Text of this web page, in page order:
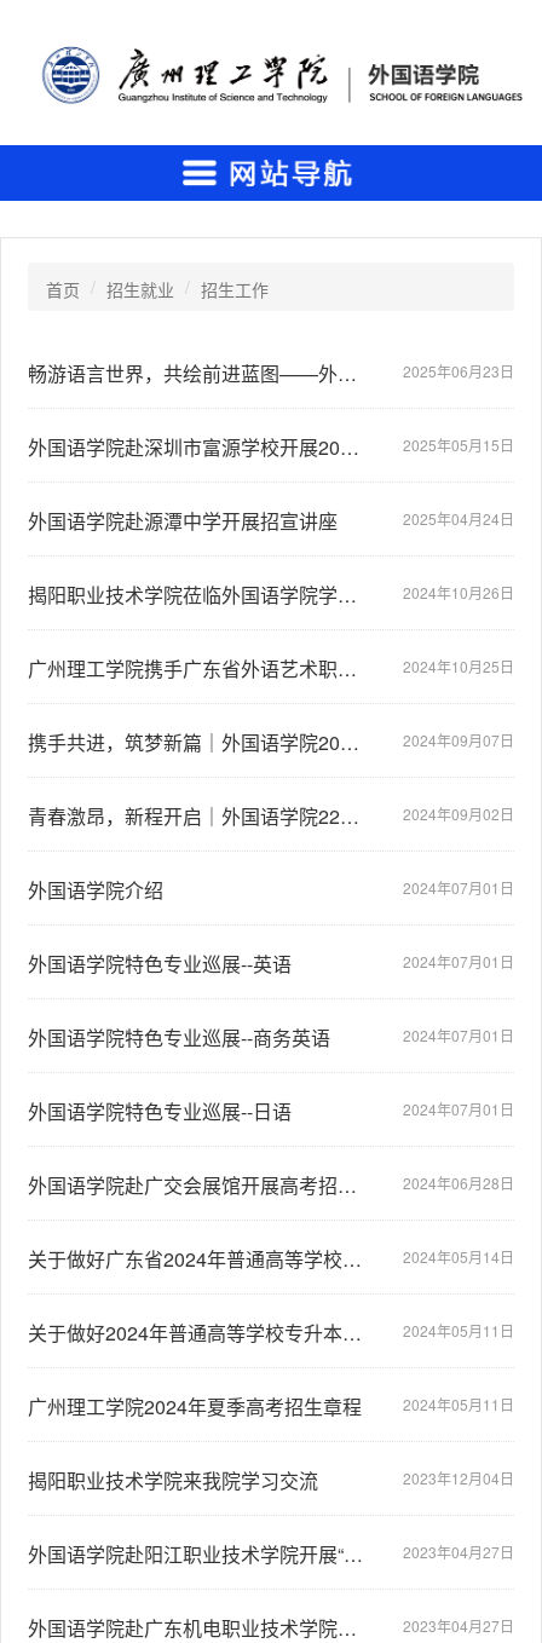
首页 招生就业 招生工作
2025年06月23日
畅游语言世界，共绘前进蓝图——外国语学院校园开放日活动圆满举行
2025年05月15日
外国语学院赴深圳市富源学校开展2025年本科招生宣传活动
2025年04月24日
外国语学院赴源潭中学开展招宣讲座
2024年10月26日
揭阳职业技术学院莅临外国语学院学习交流
2024年10月25日
广州理工学院携手广东省外语艺术职业学院举办“三二分段”人才培养交流会
2024年09月07日
携手共进，筑梦新篇｜外国语学院2024普高迎新工作圆满完成
2024年09月02日
青春激昂，新程开启｜外国语学院22级专升本新生迎新暨23级惠州校区学生回迁工作顺利开展
2024年07月01日
外国语学院介绍
2024年07月01日
外国语学院特色专业巡展--英语
2024年07月01日
外国语学院特色专业巡展--商务英语
2024年07月01日
外国语学院特色专业巡展--日语
2024年06月28日
外国语学院赴广交会展馆开展高考招生宣传咨询会
2024年05月14日
关于做好广东省2024年普通高等学校专升本招生录取工作的通知
2024年05月11日
关于做好2024年普通高等学校专升本考试招生志愿填报工作的通知
2024年05月11日
广州理工学院2024年夏季高考招生章程
2023年12月04日
揭阳职业技术学院来我院学习交流
2023年04月27日
外国语学院赴阳江职业技术学院开展“专升本”招生宣讲会
2023年04月27日
外国语学院赴广东机电职业技术学院开展“三二分段协同育人”交流会